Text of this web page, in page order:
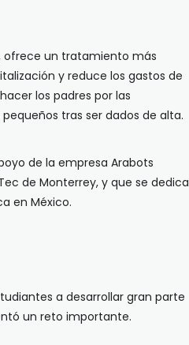
ofrece un tratamiento más
y reduce los gastos de
los padres por las
tras ser dados de alta.
de la empresa Arabots
de Monterrey, y que se dedica
en México.
a desarrollar gran parte
un reto importante.